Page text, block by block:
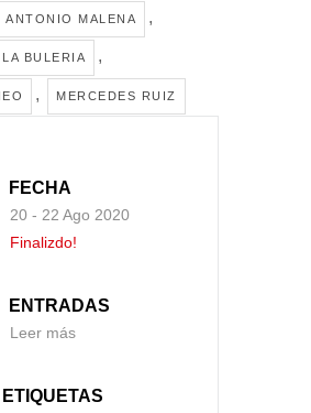
ANTONIO MALENA ,
BULERIA ,
, MERCEDES RUIZ
FECHA
20 - 22 Ago 2020
Finalizdo!
ENTRADAS
Leer más
ETIQUETAS